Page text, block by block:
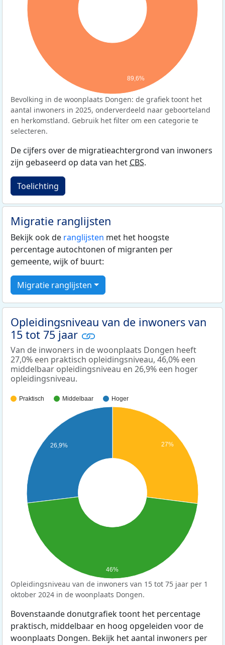
89,6%
Bevolking in de woonplaats Dongen: de grafiek toont het
aantal inwoners in 2025, onderverdeeld naar geboorteland
en herkomstland. Gebruik het filter om een categorie te
selecteren.
De cijfers over de migratieachtergrond van inwoners
zijn gebaseerd op data van het CBS.
Toelichting
Migratie ranglijsten
Bekijk ook de ranglijsten met het hoogste
percentage autochtonen of migranten per
gemeente, wijk of buurt:
Migratie ranglijsten
Opleidingsniveau van de inwoners van
15 tot 75 jaar
Van de inwoners in de woonplaats Dongen heeft
27,0% een praktisch opleidingsniveau, 46,0% een
middelbaar opleidingsniveau en 26,9% een hoger
opleidingsniveau.
Praktisch Middelbaar Hoger
27%
26,9%
46%
Opleidingsniveau van de inwoners van 15 tot 75 jaar per 1
oktober 2024 in de woonplaats Dongen.
Bovenstaande donutgrafiek toont het percentage
praktisch, middelbaar en hoog opgeleiden voor de
woonplaats Dongen. Bekijk het aantal inwoners per